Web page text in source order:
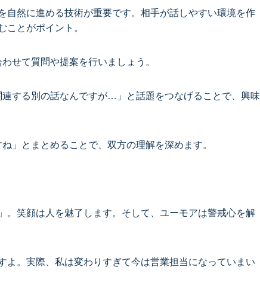
自然に進める技術が重要です。相手が話しやすい環境を作
ことがポイント。
せて質問や提案を行いましょう。
連する別の話なんですが…」と話題をつなげることで、興味
」とまとめることで、双方の理解を深めます。
。笑顔は人を魅了します。そして、ユーモアは警戒心を解
よ。実際、私は変わりすぎて今は営業担当になっていまい